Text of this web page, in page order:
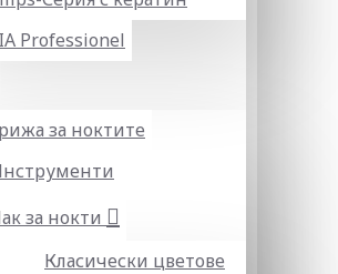
Professionel
за ноктите
за нокти
Класически цветове